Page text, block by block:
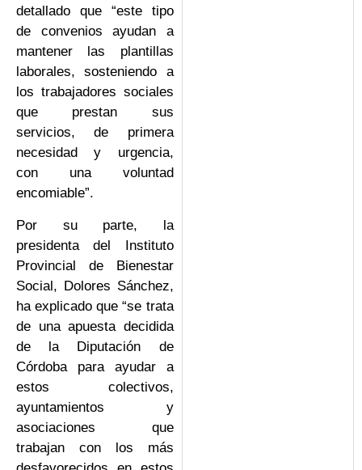
detallado que “este tipo
de convenios ayudan a
mantener las plantillas
laborales, sosteniendo a
los trabajadores sociales
que prestan sus
servicios, de primera
necesidad y urgencia,
con una voluntad
encomiable”.
Por su parte, la
presidenta del Instituto
Provincial de Bienestar
Social, Dolores Sánchez,
ha explicado que “se trata
de una apuesta decidida
de la Diputación de
Córdoba para ayudar a
estos colectivos,
ayuntamientos y
asociaciones que
trabajan con los más